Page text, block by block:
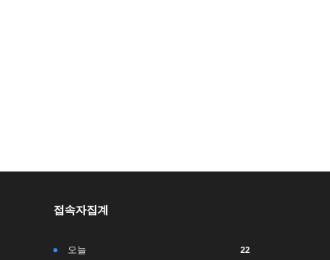
접속자집계
오늘 22